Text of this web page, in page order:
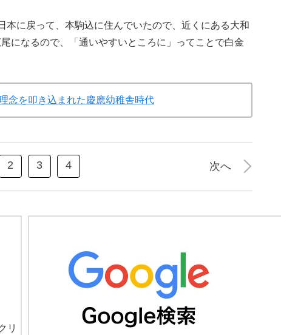
に戻って、本駒込に住んでいたので、近くにある大和
になるので、「通いやすいところに」ってことで白金
念を叩き込まれた慶應幼稚舎時代
2 3 4 次へ
リ